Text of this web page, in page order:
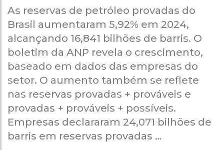
As reservas de petróleo provadas do
Brasil aumentaram 5,92% em 2024,
alcançando 16,841 bilhões de barris. O
boletim da ANP revela o crescimento,
baseado em dados das empresas do
setor. O aumento também se reflete
nas reservas provadas + prováveis e
provadas + prováveis + possíveis.
Empresas declararam 24,071 bilhões de
barris em reservas provadas …